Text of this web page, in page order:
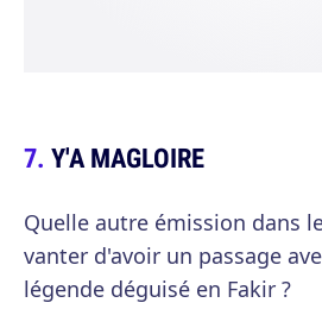
Y'A MAGLOIRE
Quelle autre émission dans
vanter d'avoir un passage
légende déguisé en Fakir ?